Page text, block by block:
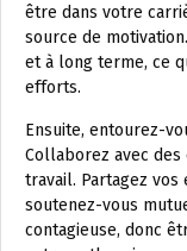
être dans votre
source de
et à long terme, ce
efforts.
Ensuite, entourez-
Collaborez avec
travail. Partagez vos
soutenez-vous
contagieuse, donc